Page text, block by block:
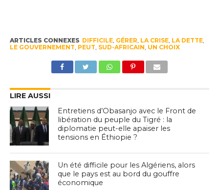
ARTICLES CONNEXES DIFFICILE, GÉRER LA CRISE, LA DETTE,
LE GOUVERNEMENT PEUT SUD-AFRICAIN UN CHOIX
LIRE AUSSI
Entretiens d’Obasanjo avec le Front de
libération du peuple du Tigré : la
diplomatie peut-elle apaiser les
tensions en Éthiopie ?
Un été difficile pour les Algériens, alors
que le pays est au bord du gouffre
économique